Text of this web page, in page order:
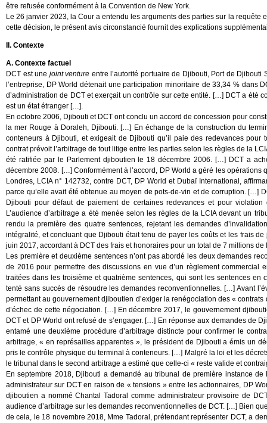
être refusée conformément à la Convention de New York.
Le 26 janvier 2023, la Cour a entendu les arguments des parties sur la
cette décision, le présent avis circonstancié fournit des explications
II. Contexte
A. Contexte factuel
DCT est une joint venture entre l’autorité portuaire de Djibouti, Port de
l’entreprise, DP World détenait une participation minoritaire de 33,34 % dans
d’administration de DCT et exerçait un contrôle sur cette entité. […] DCT a
est un état étranger […].
En octobre 2006, Djibouti et DCT ont conclu un accord de concession pour
la mer Rouge à Doraleh, Djibouti. […] En échange de la construction du
conteneurs à Djibouti, et exigeait de Djibouti qu’il paie des redevances
contrat prévoit l’arbitrage de tout litige entre les parties selon les règles de la
été ratifiée par le Parlement djiboutien le 18 décembre 2006. […] DCT a
décembre 2008. […] Conformément à l’accord, DP World a géré les
Londres, LCIA n° 142732, contre DCT, DP World et Dubaï International,
parce qu’elle avait été obtenue au moyen de pots-de-vin et de corruption. […]
Djibouti pour défaut de paiement de certaines redevances et pour
L’audience d’arbitrage a été menée selon les règles de la LCIA devant un
rendu la première des quatre sentences, rejetant les demandes
intégralité, et concluant que Djibouti était tenu de payer les coûts et les frais
juin 2017, accordant à DCT des frais et honoraires pour un total de 7 millions
Les première et deuxième sentences n’ont pas abordé les deux demandes
de 2016 pour permettre des discussions en vue d’un règlement
traitées dans les troisième et quatrième sentences, qui sont les sentences
tenté sans succès de résoudre les demandes reconventionnelles. […] Avant
permettant au gouvernement djiboutien d’exiger la renégociation des «
d’échec de cette négociation. […] En décembre 2017, le gouvernement
DCT et DP World ont refusé de s’engager. […] En réponse aux demandes de
entamé une deuxième procédure d’arbitrage distincte pour confirmer le
arbitrage, « en représailles apparentes », le président de Djibouti a émis un
pris le contrôle physique du terminal à conteneurs. […] Malgré la loi et les
le tribunal dans le second arbitrage a estimé que celle-ci « reste valide et
En septembre 2018, Djibouti a demandé au tribunal de première instance
administrateur sur DCT en raison de « tensions » entre les actionnaires, DP
djiboutien a nommé Chantal Tadoral comme administrateur provisoire de
audience d’arbitrage sur les demandes reconventionnelles de DCT. […] Bien
de cela, le 18 novembre 2018, Mme Tadoral, prétendant représenter DCT, a